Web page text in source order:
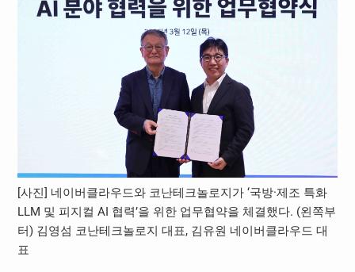
[사진] 네이버클라우드와 코난테크놀로지가 ‘국방·제조 특화
LLM 및 피지컬 AI 협력’을 위한 업무협약을 체결했다. (왼쪽부
터) 김영섬 코난테크놀로지 대표, 김유원 네이버클라우드 대
표